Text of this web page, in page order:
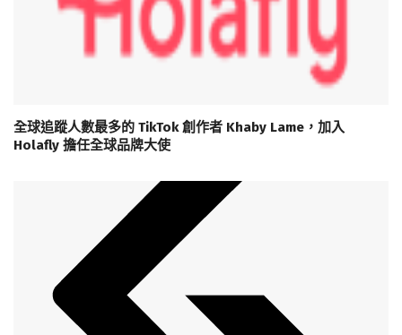
全球追蹤人數最多的 TikTok 創作者 Khaby Lame，加入
Holafly 擔任全球品牌大使